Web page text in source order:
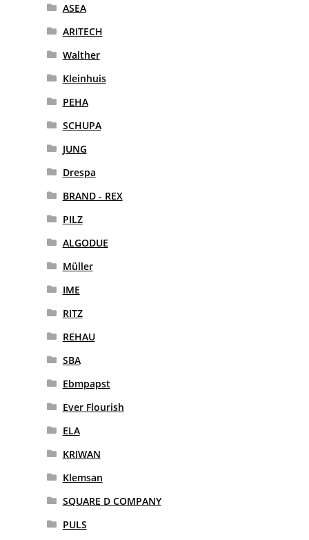
ASEA
ARITECH
Walther
Kleinhuis
PEHA
SCHUPA
JUNG
Drespa
BRAND - REX
PILZ
ALGODUE
Müller
IME
RITZ
REHAU
SBA
Ebmpapst
Ever Flourish
ELA
KRIWAN
Klemsan
SQUARE D COMPANY
PULS